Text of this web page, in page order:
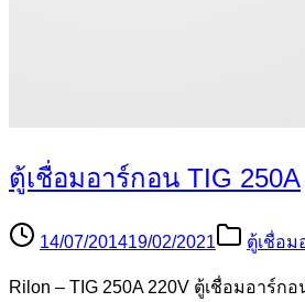
ตู้เชื่อมอาร์กอน TIG 250A
14/07/201419/02/2021 ตู้เชื่อม
Rilon – TIG 250A 220V ตู้เชื่อมอาร์